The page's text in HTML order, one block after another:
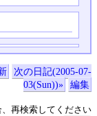
次の日記(2005-07-
03(Sun))»
編集
再検索してください